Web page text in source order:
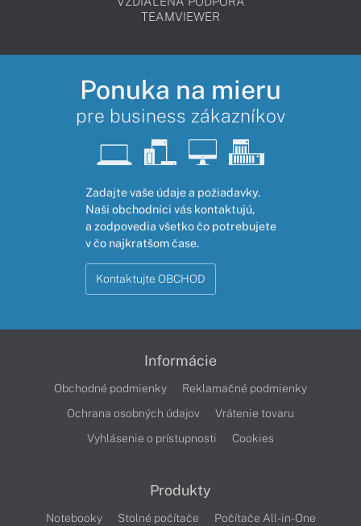
TEAMVIEWER
Ponuka na mieru
pre business zákazníkov
Zadajte vaše údaje a požiadavky.
Naši obchodníci vás kontaktujú,
a zodpovedia všetko čo potrebujete
v čo najkratšom čase.
Kontaktujte OBCHOD
Informácie
Obchodné podmienky
Reklamačné podmienky
Ochrana osobných údajov
Vrátenie tovaru
Vyhlásenie o prístupnosti
Cookies
Produkty
Notebooky Stolné počítače
Počítače All-in-One